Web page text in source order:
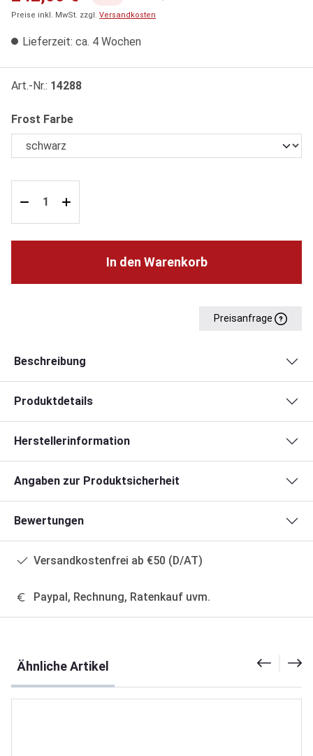
Preise inkl. MwSt. zzgl. Versandkosten
Lieferzeit: ca. 4 Wochen
Art.-Nr.: 14288
Frost Farbeauswählen
In den Warenkorb
Preisanfrage
Beschreibung
Produktdetails
Herstellerinformation
Angaben zur Produktsicherheit
Bewertungen
Versandkostenfrei ab €50 (D/AT)
Paypal, Rechnung, Ratenkauf uvm.
Ähnliche Artikel